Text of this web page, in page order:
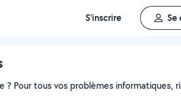
S'inscrire Se
? Pour tous vos problèmes informatiques,